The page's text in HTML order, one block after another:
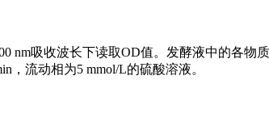
nm吸收波长下读取OD值。发酵液中的各物
流动相为5 mmol/L的硫酸溶液。